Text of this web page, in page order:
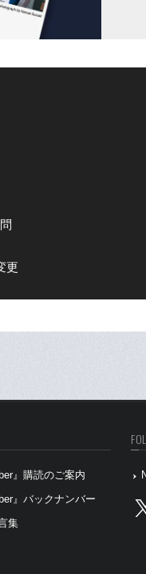
更
』購読のご案内
』バックナンバー
集